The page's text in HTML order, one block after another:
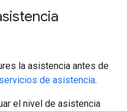
la asistencia antes de
de asistencia.
el nivel de asistencia